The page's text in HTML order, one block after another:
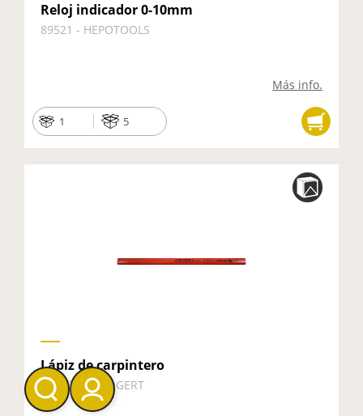
Reloj indicador 0-10mm
89521 - HEPOTOOLS
Más info.
1 5
Lápiz de carpintero
HT3B770 - HÖGERT